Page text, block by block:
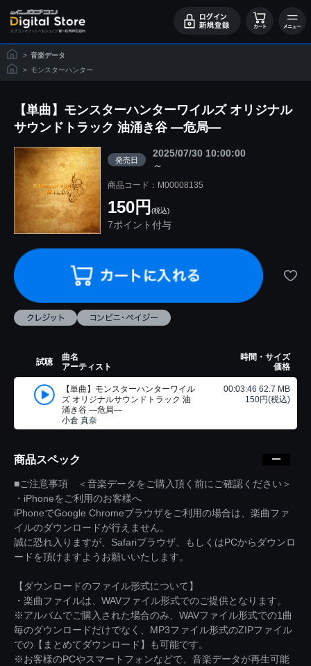
> 音楽データ
> モンスターハンター
【単曲】モンスターハンターワイルズ オリジナル
サウンドトラック 油涌き谷 ―危局―
発売日
2025/07/30 10:00:00
～
商品コード：M00008135
150円 (税込)
7ポイント付与
試聴
曲名
アーティスト
時間・サイズ
価格
【単曲】モンスターハンターワイル
ズ オリジナルサウンドトラック 油
涌き谷 ―危局―
小倉 真奈
00:03:46 62.7 MB
150円(税込)
商品スペック
■ご注意事項 ＜音楽データをご購入頂く前にご確認ください＞
・iPhoneをご利用のお客様へ
iPhoneでGoogle Chromeブラウザをご利用の場合は、楽曲ファ
イルのダウンロードが行えません。
誠に恐れ入りますが、Safariブラウザ、もしくはPCからダウンロ
ードを頂けますようお願いいたします。
【ダウンロードのファイル形式について】
・楽曲ファイルは、WAVファイル形式でのご提供となります。
※アルバムでご購入された場合のみ、WAVファイル形式での1曲
毎のダウンロードだけでなく、MP3ファイル形式のZIPファイル
での【まとめてダウンロード】も可能です。
※お客様のPCやスマートフォンなどで、音楽データが再生可能